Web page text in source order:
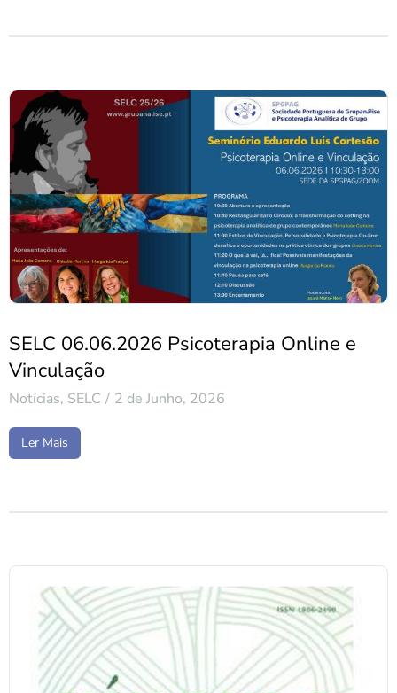
SELC 06.06.2026 Psicoterapia Online e
Vinculação
Notícias, SELC 2 de Junho, 2026
Ler Mais